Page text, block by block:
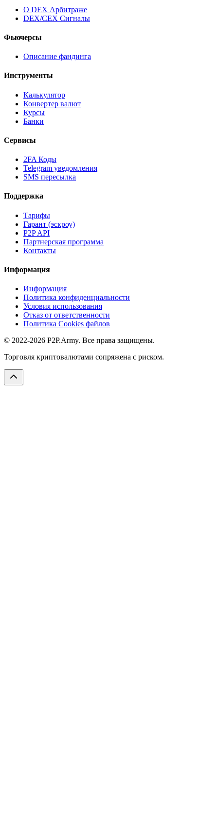
О DEX Арбитраже
DEX/CEX Сигналы
Фьючерсы
Описание фандинга
Инструменты
Калькулятор
Конвертер валют
Курсы
Банки
Сервисы
2FA Коды
Telegram уведомления
SMS пересылка
Поддержка
Тарифы
Гарант (эскроу)
P2P API
Партнерская программа
Контакты
Информация
Информация
Политика конфиденциальности
Условия использования
Отказ от ответственности
Политика Cookies файлов
© 2022-2026 P2P.Army. Все права защищены.
Торговля криптовалютами сопряжена с риском.